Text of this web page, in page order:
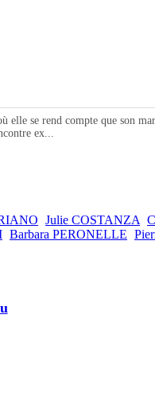
se rend compte que son
ex...
Julie COSTANZA
Barbara PERONELLE